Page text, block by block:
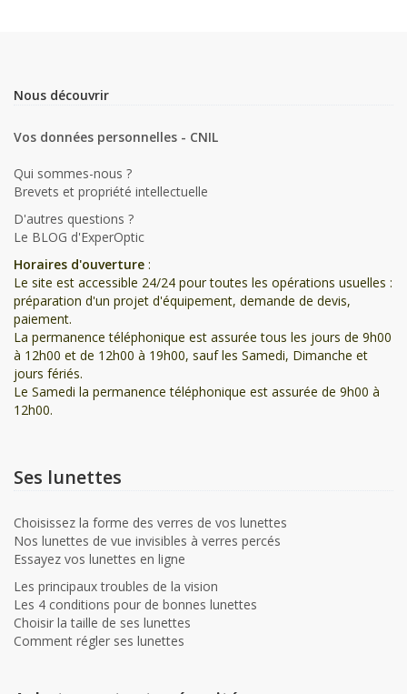
Nous découvrir
Vos données personnelles - CNIL
Qui sommes-nous ?
Brevets et propriété intellectuelle
D'autres questions ?
Le BLOG d'ExperOptic
Horaires d'ouverture :
Le site est accessible 24/24 pour toutes les opérations usuelles :
préparation d'un projet d'équipement, demande de devis,
paiement.
La permanence téléphonique est assurée tous les jours de 9h00
à 12h00 et de 12h00 à 19h00, sauf les Samedi, Dimanche et
jours fériés.
Le Samedi la permanence téléphonique est assurée de 9h00 à
12h00.
Ses lunettes
Choisissez la forme des verres de vos lunettes
Nos lunettes de vue invisibles à verres percés
Essayez vos lunettes en ligne
Les principaux troubles de la vision
Les 4 conditions pour de bonnes lunettes
Choisir la taille de ses lunettes
Comment régler ses lunettes